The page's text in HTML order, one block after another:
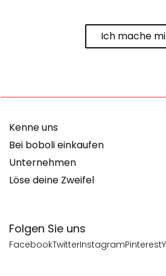
Ich mache
Folgen Sie uns
FacebookTwitterInstagramPinterest
Kenne uns
Bei boboli einkaufen
Unternehmen
Löse deine Zweifel